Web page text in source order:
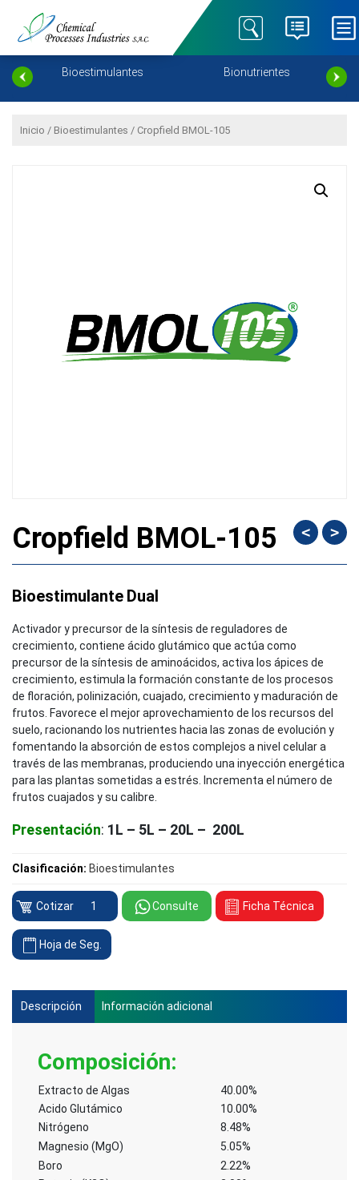
Industries SAC – Cropfield
Agrícola.
Bioestimulantes Bionutrientes
Inicio / Bioestimulantes / Cropfield BMOL-105
Cropfield BMOL-105 < >
Bioestimulante Dual
Activador y precursor de la síntesis de reguladores de
crecimiento, contiene ácido glutámico que actúa como
precursor de la síntesis de aminoácidos, activa los ápices de
crecimiento, estimula la formación constante de los procesos
de floración, polinización, cuajado, crecimiento y maduración de
frutos. Favorece el mejor aprovechamiento de los recursos del
suelo, racionando los nutrientes hacia las zonas de evolución y
fomentando la absorción de estos complejos a nivel celular a
través de las membranas, produciendo una inyección energética
para las plantas sometidas a estrés. Incrementa el número de
frutos cuajados y su calibre.
Presentación: 1L – 5L – 20L – 200L
Clasificación: Bioestimulantes
Cotizar
Cropfield
BMOL-
105
cantidad
Consulte Ficha Técnica
Hoja de Seg.
Descripción Información adicional
Composición:
Extracto de Algas
40.00%
Acido Glutámico
10.00%
Nitrógeno
8.48%
Magnesio (MgO)
5.05%
Boro
2.22%